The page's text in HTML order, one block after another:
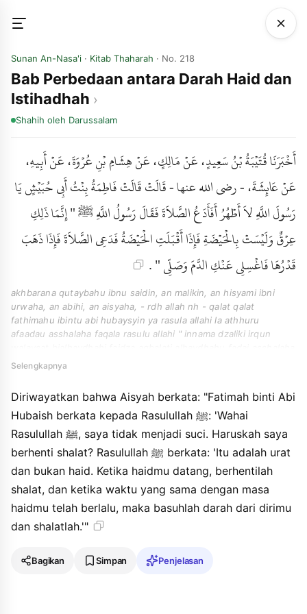
Sunan An-Nasa'i · Kitab Thaharah · No. 218
Bab Perbedaan antara Darah Haid dan
Istihadhah
Shahih oleh Darussalam
أَخْبَرَنَا قُتَيْبَةُ بْنُ سَعِيدٍ، عَنْ مَالِكٍ، عَنْ هِشَامِ بْنِ عُرْوَةَ، عَنْ أَبِيهِ،
عَنْ عَائِشَةَ، - رضى الله عنها - قَالَتْ قَالَتْ فَاطِمَةُ بِنْتُ أَبِي حُبَيْشٍ يَا
رَسُولَ اللَّهِ لاَ أَطْهُرُ أَفَأَدَعُ الصَّلاَةَ فَقَالَ رَسُولُ اللَّهِ ﷺ " إِنَّمَا ذَلِكِ
عِرْقٌ وَلَيْسَتْ بِالْحَيْضَةِ فَإِذَا أَقْبَلَتِ الْحَيْضَةُ فَدَعِي الصَّلاَةَ فَإِذَا ذَهَبَ
قَدْرُهَا فَاغْسِلِي عَنْكِ الدَّمَ وَصَلِّي " .
akhbarana qutaybahu ibnu saidin, an malikin, an hisyami ibni
urwaha, an abihi, an aisyaha, - rdh allah nh - qalat qalat
fathimahu ibintu abi hubaysyin ya rasula allahi la athhuru
afaadau asshalaha faqala rasulu allahi " innama dzaliki irqun
faidza dzahaba qadruha faghsili anki addama washalli ".
Selengkapnya
Diriwayatkan bahwa Aisyah berkata: "Fatimah binti Abi
Hubaish berkata kepada Rasulullah ﷺ: 'Wahai
Rasulullah ﷺ, saya tidak menjadi suci. Haruskah saya
berhenti shalat? Rasulullah ﷺ berkata: 'Itu adalah urat
dan bukan haid. Ketika haidmu datang, berhentilah
shalat, dan ketika waktu yang sama dengan masa
haidmu telah berlalu, maka basuhlah darah dari dirimu
dan shalatlah.'"
Bagikan Simpan Penjelasan